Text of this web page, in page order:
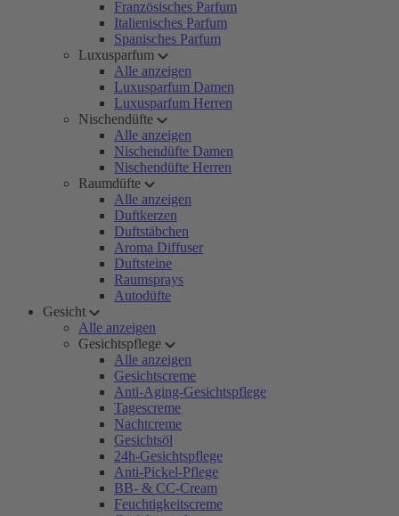
Französisches Parfum
Italienisches Parfum
Spanisches Parfum
Luxusparfum
Alle anzeigen
Luxusparfum Damen
Luxusparfum Herren
Nischendüfte
Alle anzeigen
Nischendüfte Damen
Nischendüfte Herren
Raumdüfte
Alle anzeigen
Duftkerzen
Duftstäbchen
Aroma Diffuser
Duftsteine
Raumsprays
Autodüfte
Gesicht
Alle anzeigen
Gesichtspflege
Alle anzeigen
Gesichtscreme
Anti-Aging-Gesichtspflege
Tagescreme
Nachtcreme
Gesichtsöl
24h-Gesichtspflege
Anti-Pickel-Pflege
BB- & CC-Cream
Feuchtigkeitscreme